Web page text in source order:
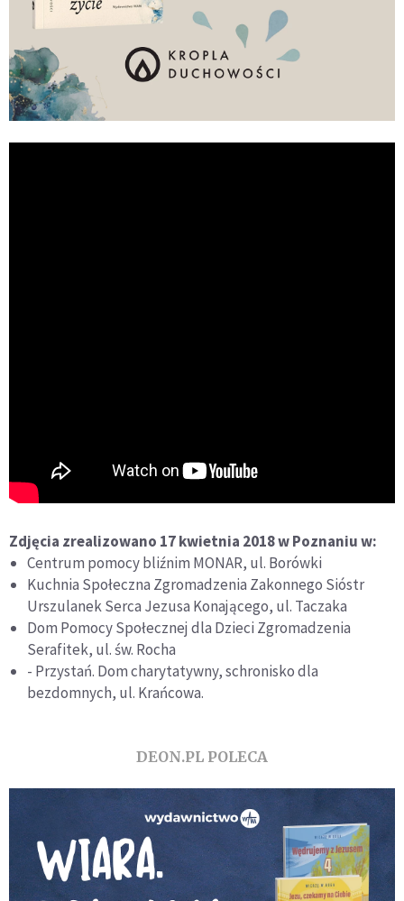
Zdjęcia zrealizowano 17 kwietnia 2018 w Poznaniu w:
Centrum pomocy bliźnim MONAR, ul. Borówki
Kuchnia Społeczna Zgromadzenia Zakonnego Sióstr
Urszulanek Serca Jezusa Konającego, ul. Taczaka
Dom Pomocy Społecznej dla Dzieci Zgromadzenia
Serafitek, ul. św. Rocha
- Przystań. Dom charytatywny, schronisko dla
bezdomnych, ul. Krańcowa.
DEON.PL POLECA